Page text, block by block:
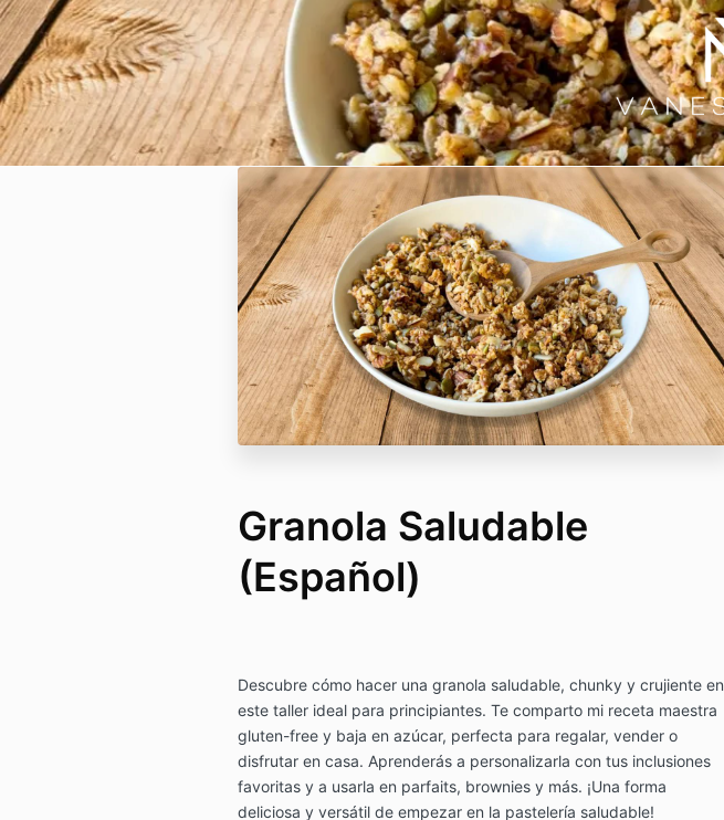
Granola Saludable
(Español)
Descubre cómo hacer una granola saludable, chunky y crujiente en
este taller ideal para principiantes. Te comparto mi receta maestra
gluten-free y baja en azúcar, perfecta para regalar, vender o
disfrutar en casa. Aprenderás a personalizarla con tus inclusiones
favoritas y a usarla en parfaits, brownies y más. ¡Una forma
deliciosa y versátil de empezar en la pastelería saludable!